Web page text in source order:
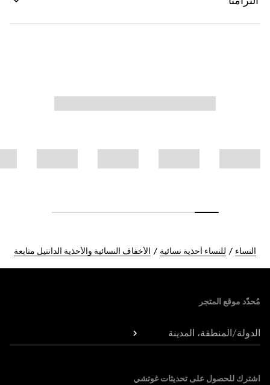
النساء للنساء أحذية نسائية الأخفاف النسائية والأحذية الدانتيل متابعة
مُحدّد موقع المتجر
الدولة/المنطقة، المدينة
اشترك للحصول على تحديثات غوتشي